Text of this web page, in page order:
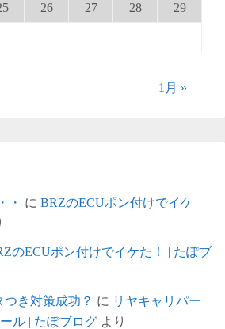
26 27 28 29
1月 »
・ に BRZのECUポン付けでイケ
のECUポン付けでイケた！ | たぽブ
き対策成功？ に リヤキャリパー
ル | たぽブログ より